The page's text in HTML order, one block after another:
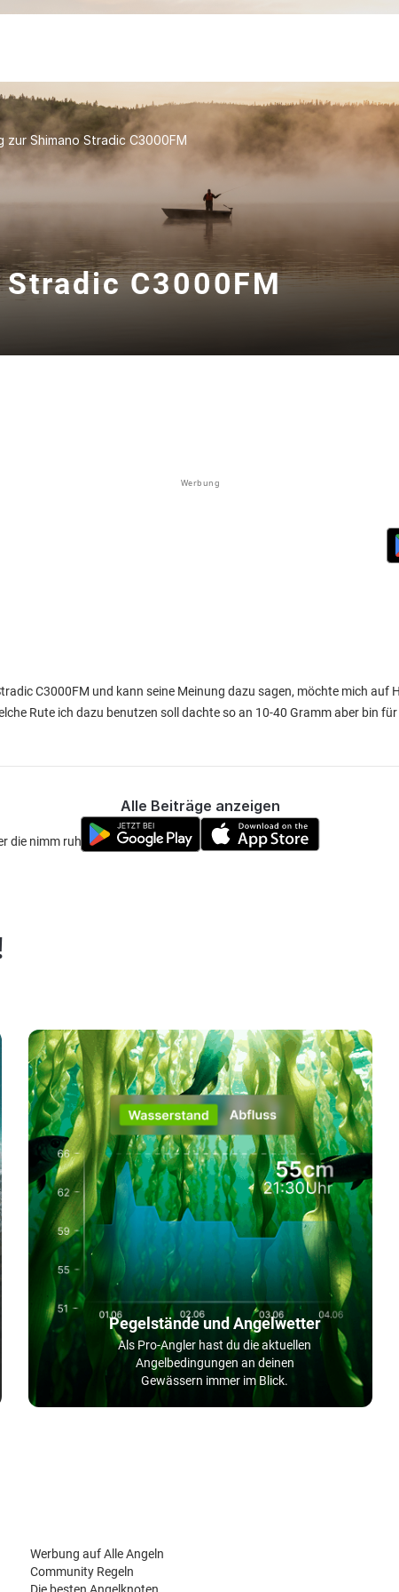
zur Shimano Stradic C3000FM
C3000FM
Werbung
C3000FM und kann seine Meinung dazu sagen, möchte mich auf
Rute ich dazu benutzen soll dachte so an 10-40 Gramm aber bin
die nimm ruhig
Alle Beiträge anzeigen
Pegelstände und Angelwetter
Als Pro-Angler hast du die aktuellen
Angelbedingungen an deinen
Gewässern immer im Blick.
Werbung auf Alle Angeln
Community Regeln